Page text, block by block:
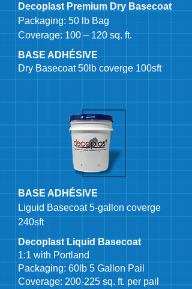
Decoplast Premium Dry Basecoat
Packaging: 50 lb Bag
Coverage: 100 – 120 sq. ft.
BASE ADHÉSIVE
Dry Basecoat 50lb coverge 100sft
BASE ADHÉSIVE
Liguid Basecoat 5-gallon coverge
240sft
Decoplast Liquid Basecoat
1:1 with Portland
Packaging: 60lb 5 Gallon Pail
Coverage: 200-225 sq. ft. per pail